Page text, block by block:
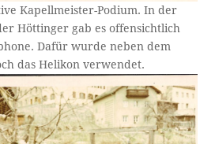
Kapellmeister-Podium. In der
Höttinger gab es offensichtlich
Dafür wurde neben dem
das Helikon verwendet.